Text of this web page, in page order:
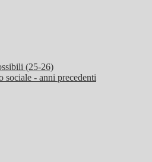
(25-26)
- anni precedenti